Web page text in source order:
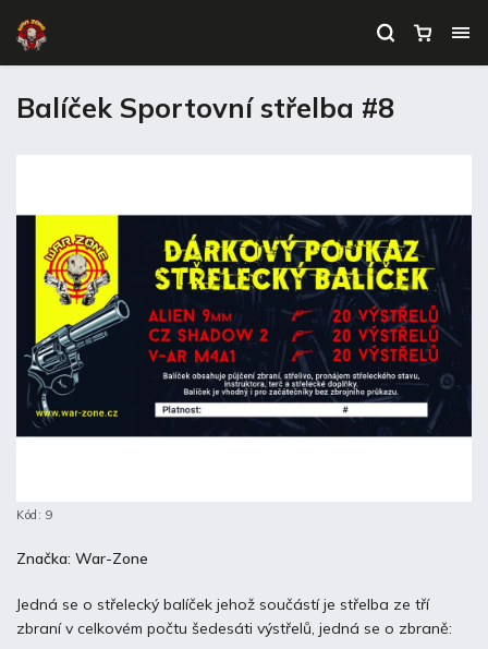
Balíček Sportovní střelba #8
Kód: 9
Jedná se o střelecký balíček jehož součástí je střelba ze tří
zbraní v celkovém počtu šedesáti výstřelů, jedná se o zbraně:
Značka: War-Zone